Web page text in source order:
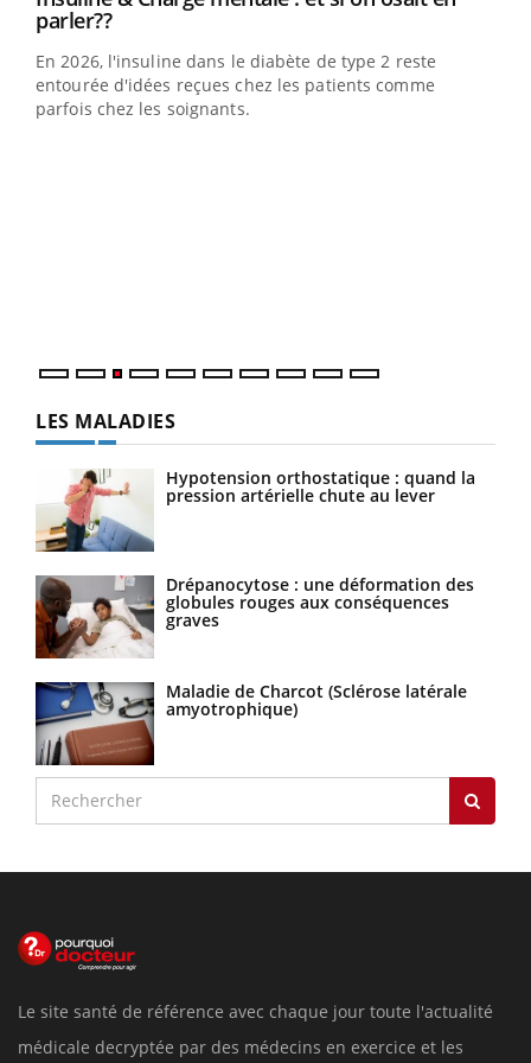
parler??Youtube
En 2026, l'insuline dans le diabète de type 2 reste
entourée d'idées reçues chez les patients comme
parfois chez les soignants.
LES MALADIES
Hypotension orthostatique : quand la
pression artérielle chute au lever
Drépanocytose : une déformation des
globules rouges aux conséquences
graves
Maladie de Charcot (Sclérose latérale
amyotrophique)
Le site santé de référence avec chaque jour toute l'actualité
médicale decryptée par des médecins en exercice et les